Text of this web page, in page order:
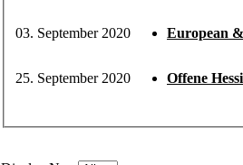
03. September 2020 European
25. September 2020 Offene